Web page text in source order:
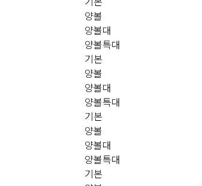
양볼
양볼대
양볼특대
기본
양볼
양볼대
양볼특대
기본
양볼
양볼대
양볼특대
기본